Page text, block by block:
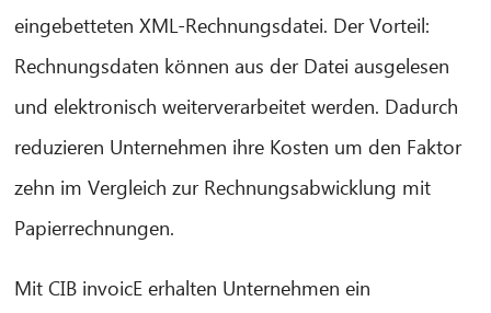
eingebetteten XML-Rechnungsdatei. Der Vorteil:
Rechnungsdaten können aus der Datei ausgelesen
und elektronisch weiterverarbeitet werden. Dadurch
reduzieren Unternehmen ihre Kosten um den Faktor
zehn im Vergleich zur Rechnungsabwicklung mit
Papierrechnungen.
Mit CIB invoicE erhalten Unternehmen ein